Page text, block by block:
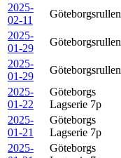
2025-
02-11
Göteborgsrullen
2025-
01-29
Göteborgsrullen
2025-
01-29
Göteborgsrullen
2025-
01-22
Göteborgs
Lagserie 7p
2025-
01-21
Göteborgs
Lagserie 7p
2025-
Göteborgs